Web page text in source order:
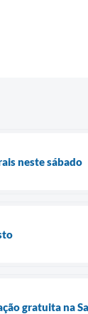
neste sábado
gratuita na